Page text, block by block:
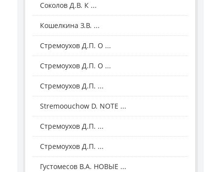
Соколов Д.В. К ...
Кошелкина З.В. ...
Стремоухов Д.П. О ...
Стремоухов Д.П. О ...
Стремоухов Д.П. ...
Stremoouсhow D. NOTE ...
Стремоухов Д.П. ...
Стремоухов Д.П. ...
Густомесов В.А. НОВЫЕ ...